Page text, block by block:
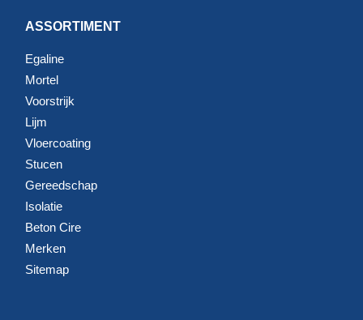
ASSORTIMENT
Egaline
Mortel
Voorstrijk
Lijm
Vloercoating
Stucen
Gereedschap
Isolatie
Beton Cire
Merken
Sitemap